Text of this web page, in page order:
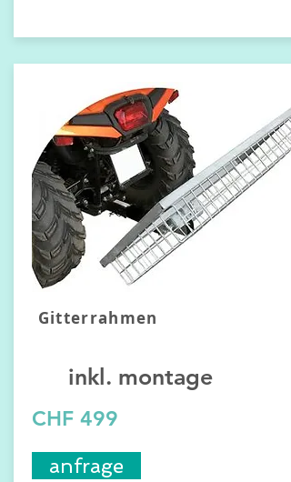
Gitterrahmen
inkl. montage
CHF 499
anfrage